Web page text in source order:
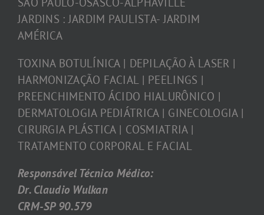
JARDINS : JARDIM PAULISTA- JARDIM
AMÉRICA
TOXINA BOTULÍNICA | DEPILAÇÃO À LASER |
HARMONIZAÇÃO FACIAL | PEELINGS |
PREENCHIMENTO ÁCIDO HIALURÔNICO |
DERMATOLOGIA PEDIÁTRICA | GINECOLOGIA |
CIRURGIA PLÁSTICA | COSMIATRIA |
TRATAMENTO CORPORAL E FACIAL
Responsável Técnico Médico:
Dr. Claudio Wulkan
CRM-SP 90.579